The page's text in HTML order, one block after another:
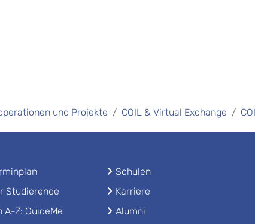
und Projekte COIL & Virtual Exchange
Studierende
Z: GuideMe
Schulen
Karriere
Alumni